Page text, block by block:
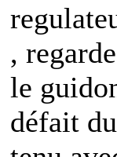
,
le
défait